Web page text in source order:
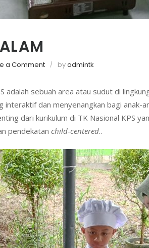
a Commento
e
n
t
r
B
a
h
a
n
A
l
a
m
byadmintk
adalah sebuah area atau sudut di
dan menyenangkan bagi anak-
dari kurikulum di TK Nasional KPS
pendekatan child-centered..